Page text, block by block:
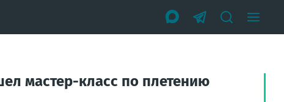
мастер-класс по плетению